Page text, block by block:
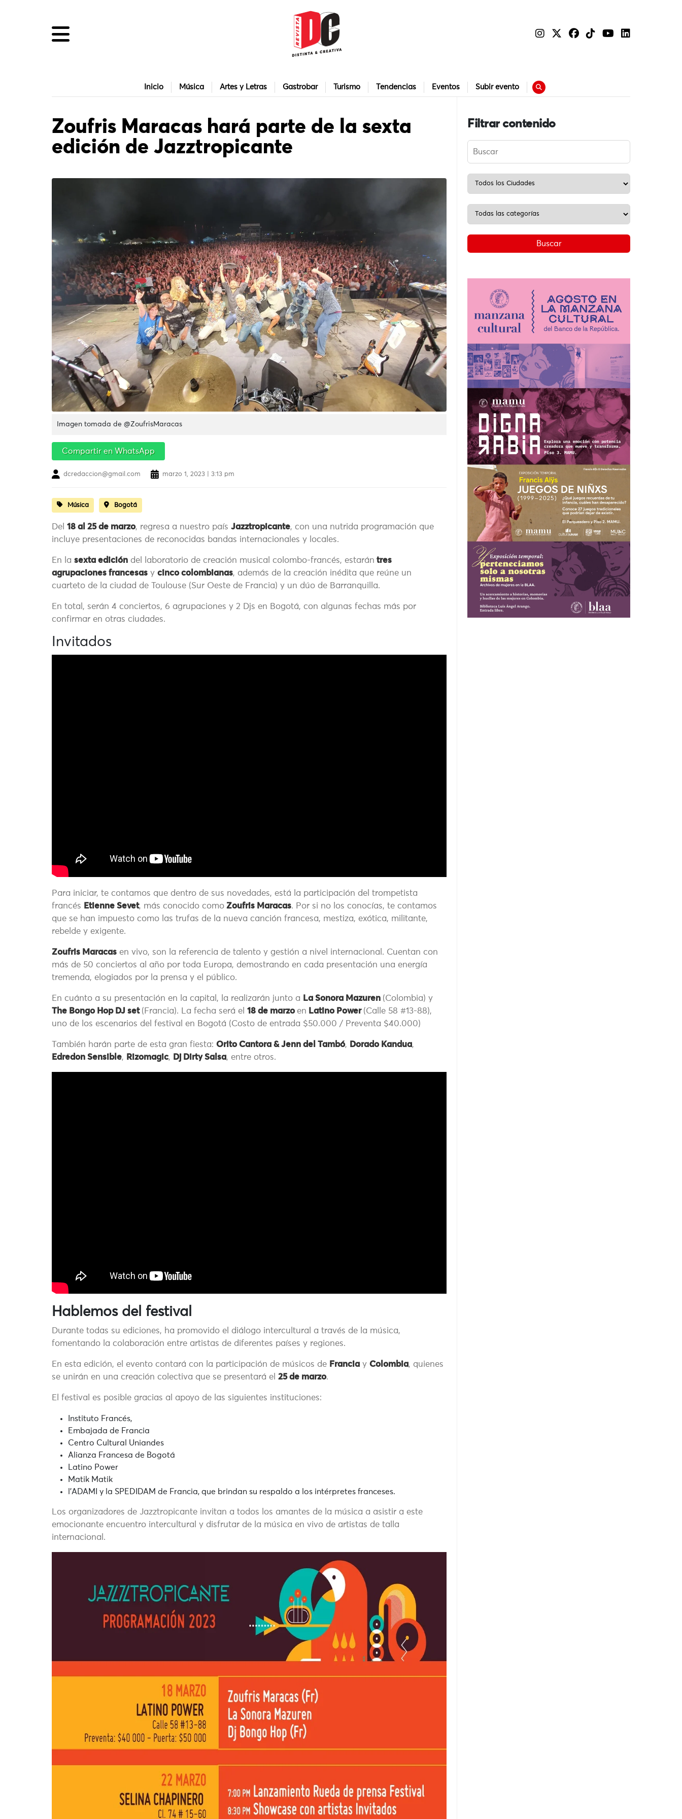
Inicio Música Artes y Letras Gastrobar Turismo Tendencias Eventos Subir evento
Zoufris Maracas hará parte de la sexta
edición de Jazztropicante
Imagen tomada de @ZoufrisMaracas
Compartir en WhatsApp
dcredaccion@gmail.com marzo 1, 2023 | 3:13 pm
Música Bogotá
Del 18 al 25 de marzo, regresa a nuestro país Jazztropicante, con una nutrida programación que
incluye presentaciones de reconocidas bandas internacionales y locales.
En la sexta edición del laboratorio de creación musical colombo-francés, estarán tres
agrupaciones francesas y cinco colombianas, además de la creación inédita que reúne un
cuarteto de la ciudad de Toulouse (Sur Oeste de Francia) y un dúo de Barranquilla.
En total, serán 4 conciertos, 6 agrupaciones y 2 Djs en Bogotá, con algunas fechas más por
confirmar en otras ciudades.
Invitados
Para iniciar, te contamos que dentro de sus novedades, está la participación del trompetista
francés Etienne Sevet, más conocido como Zoufris Maracas. Por si no los conocías, te contamos
que se han impuesto como las trufas de la nueva canción francesa, mestiza, exótica, militante,
rebelde y exigente.
Zoufris Maracas en vivo, son la referencia de talento y gestión a nivel internacional. Cuentan con
más de 50 conciertos al año por toda Europa, demostrando en cada presentación una energía
tremenda, elogiados por la prensa y el público.
En cuánto a su presentación en la capital, la realizarán junto a La Sonora Mazuren (Colombia) y
The Bongo Hop DJ set (Francia). La fecha será el 18 de marzoen Latino Power (Calle 58 #13-88),
uno de los escenarios del festival en Bogotá (Costo de entrada $50.000 / Preventa $40.000)
También harán parte de esta gran fiesta: Orito Cantora & Jenn del Tambó, Dorado Kandua,
Edredon Sensible, Rizomagic, Dj Dirty Salsa, entre otros.
Hablemos del festival
Durante todas su ediciones, ha promovido el diálogo intercultural a través de la música,
fomentando la colaboración entre artistas de diferentes países y regiones.
En esta edición, el evento contará con la participación de músicos de Francia y Colombia, quienes
se unirán en una creación colectiva que se presentará el 25 de marzo.
El festival es posible gracias al apoyo de las siguientes instituciones:
Instituto Francés,
Embajada de Francia
Centro Cultural Uniandes
Alianza Francesa de Bogotá
Latino Power
Matik Matik
l’ADAMI y la SPEDIDAM de Francia, que brindan su respaldo a los intérpretes franceses.
Los organizadores de Jazztropicante invitan a todos los amantes de la música a asistir a este
emocionante encuentro intercultural y disfrutar de la música en vivo de artistas de talla
internacional.
Filtrar contenido